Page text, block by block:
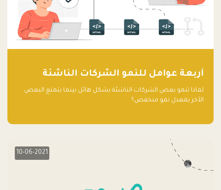
آربعة عوامل للنمو الشركات الناشئة
لماذا تنمو بعض الشركات الناشئة بشكل هائل بينما يتمتع البعض
الآخر بمعدل نمو منخفض؟
10-06-2021